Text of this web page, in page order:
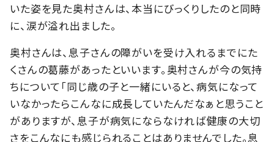
いた姿を見た奥村さんは、本当にびっくりしたのと同時
に、涙が溢れ出ました。
奥村さんは、息子さんの障がいを受け入れるまでにた
くさんの葛藤があったといいます。奥村さんが今の気持
ちについて「同じ歳の子と一緒にいると、病気になって
いなかったらこんなに成長していたんだなぁと思うこと
がありますが、息子が病気にならなければ健康の大切
さをこんなにも感じられることはありませんでした。息